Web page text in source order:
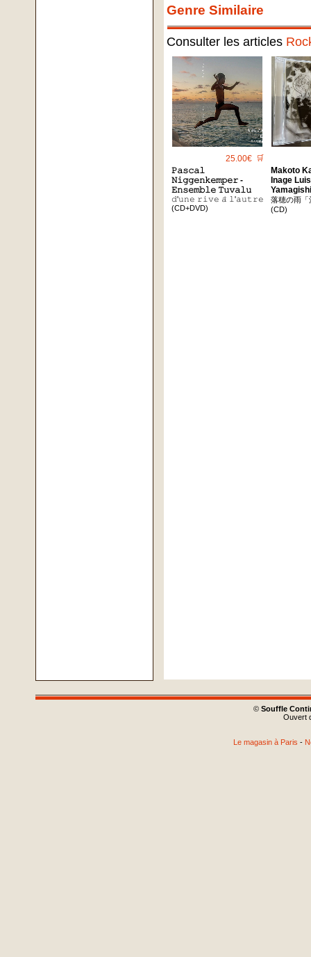
Genre Similaire
Consulter les articles
25.00€ 🛒
𝙿𝚊𝚜𝚌𝚊𝚕
𝙽𝚒𝚐𝚐𝚎𝚗𝚔𝚎𝚖𝚙𝚎𝚛 -
𝙴𝚗𝚜𝚎𝚖𝚋𝚕𝚎 𝚃𝚞𝚟𝚊𝚕𝚞
𝚍'𝚞𝚗𝚎 𝚛𝚒𝚟𝚎 𝚊̀ 𝚕'𝚊𝚞𝚝𝚛𝚎
(CD+DVD)
Makoto
Inage
落穂の雨「
(CD)
© Souffle
Ouvert
Le magasin à Paris -